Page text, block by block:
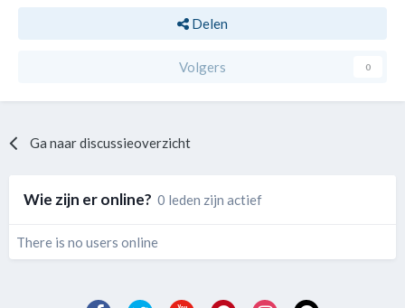
Delen
Volgers 0
Ga naar discussieoverzicht
Wie zijn er online? 0 leden zijn actief
There is no users online